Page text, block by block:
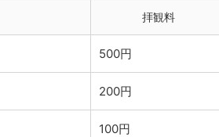
拝観料
500円
200円
100円